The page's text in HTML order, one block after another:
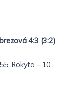
4:3 (3:2)
Rokyta – 10.